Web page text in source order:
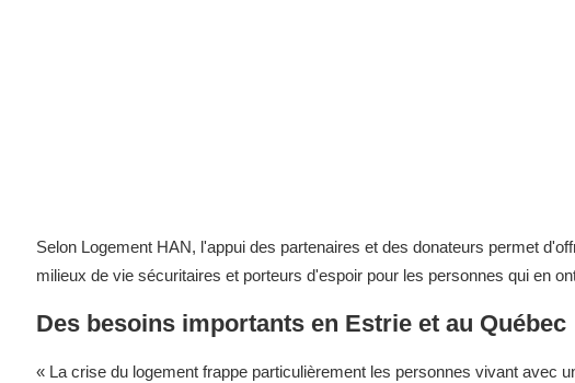
Selon Logement HAN, l'appui des partenaires et des donateurs permet
milieux de vie sécuritaires et porteurs d'espoir pour les personnes qui en
Des besoins importants en Estrie et au Québec
« La crise du logement frappe particulièrement les personnes vivant avec